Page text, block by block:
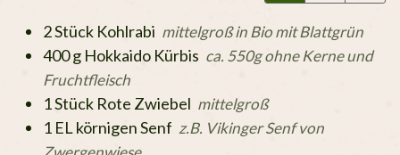
2Stück Kohlrabi mittelgroß in Bio mit Blattgrün
400g Hokkaido Kürbis ca. 550g ohne Kerne und
Fruchtfleisch
1Stück Rote Zwiebel mittelgroß
1 EL körnigen Senf z.B. Vikinger Senf von